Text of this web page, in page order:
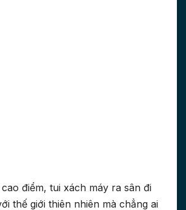
điểm, tui xách máy ra sân đi
thế giới thiên nhiên mà chẳng ai